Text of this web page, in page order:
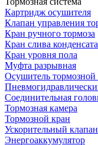
Картридж осушителя
Клапан управления
Кран ручного тормоза
Кран слива конденсата
Кран уровня пола
Муфта разрывная
Осушитель тормозной
Соединительная
Тормозная камера
Тормозной кран
Ускорительный клапан
Энергоаккумулятор